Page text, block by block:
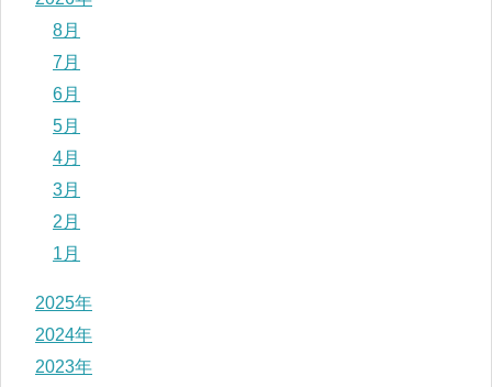
8月
7月
6月
5月
4月
3月
2月
1月
2025年
2024年
2023年